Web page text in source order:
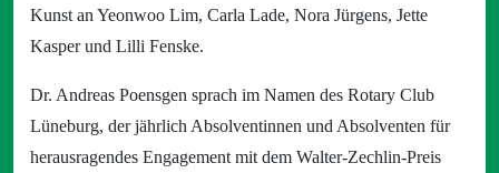
Kunst an Yeonwoo Lim, Carla Lade, Nora Jürgens, Jette
Kasper und Lilli Fenske.
Dr. Andreas Poensgen sprach im Namen des Rotary Club
Lüneburg, der jährlich Absolventinnen und Absolventen für
herausragendes Engagement mit dem Walter-Zechlin-Preis